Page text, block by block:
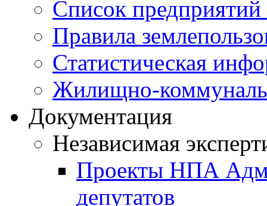
Список предприятий
Правила
Статистическая
Жилищно-
Документация
Независимая
Проекты НПА
депутатов